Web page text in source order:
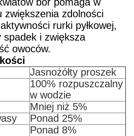
zwiększenia zdolności
rurki pyłkowej,
spadek i zwiększa
owoców.
Jasnożółty proszek
100% rozpuszczalny
w wodzie
Mniej niż 5%
Ponad 25%
Ponad 8%